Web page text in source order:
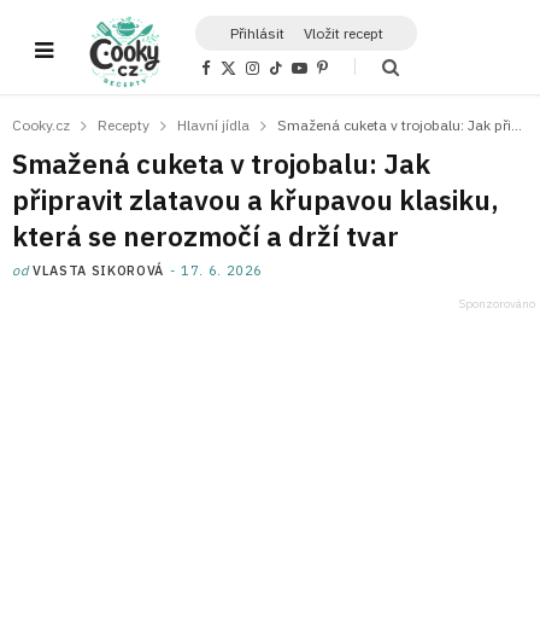
Přihlásit Vložit recept
F
b
o
k
X
i
t
e
r
)
I
a
r
a
m
T
o
Y
u
e
P
e
e
s
Cooky.cz Recepty Hlavní jídla
Smažená cuketa v trojobalu: Jak
připravit zlatavou a křupavou klasiku,
která se nerozmočí a drží tvar
odVLASTA SIKOROVÁ 17. 6. 2026